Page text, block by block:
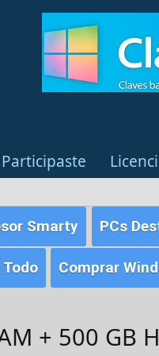
Smarty PCs
Todo Comprar
+ 500 GB